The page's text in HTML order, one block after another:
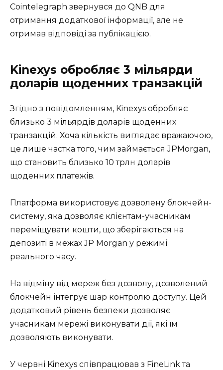
Cointelegraph звернувся до QNB для
отримання додаткової інформації, але не
отримав відповіді за публікацією.
Kinexys обробляє 3 мільярди
доларів щоденних транзакцій
Згідно з повідомленням, Kinexys обробляє
близько 3 мільярдів доларів щоденних
транзакцій. Хоча кількість виглядає вражаючою,
це лише частка того, чим займається JPMorgan,
що становить близько 10 трлн доларів
щоденних платежів.
Платформа використовує дозволену блокчейн-
систему, яка дозволяє клієнтам-учасникам
переміщувати кошти, що зберігаються на
депозиті в межах JP Morgan у режимі
реального часу.
На відміну від мереж без дозволу, дозволений
блокчейн інтегрує шар контролю доступу. Цей
додатковий рівень безпеки дозволяє
учасникам мережі виконувати дії, які їм
дозволяють виконувати.
У червні Kinexys співпрацював з FineLink та